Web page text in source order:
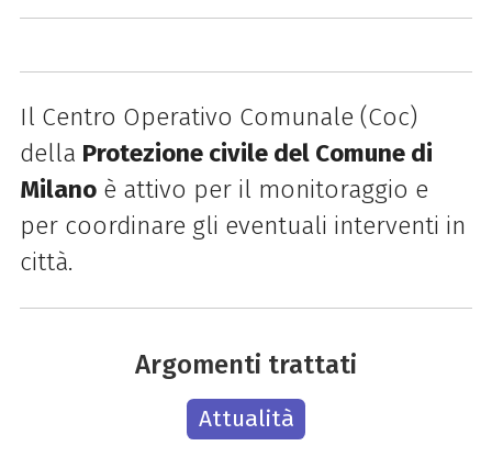
Il Centro Operativo Comunale (Coc)
della Protezione civile del Comune di
Milanoè attivo per il monitoraggio e
per coordinare gli eventuali interventi in
città.
Argomenti trattati
Attualità